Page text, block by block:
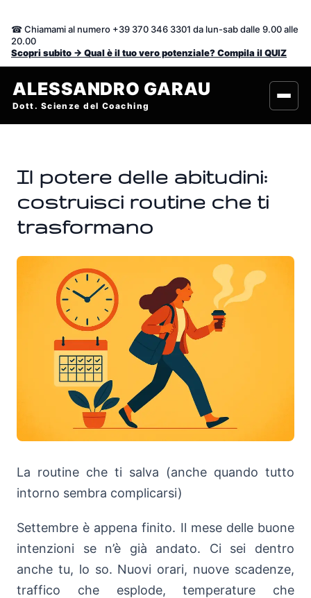
contenuto
☎ Chiamami al numero +39 370 346 3301 da lun-sab dalle 9.00 alle
20.00
Scopri subito -> Qual è il tuo vero potenziale? Compila il QUIZ
ALESSANDRO GARAU
Dott. Scienze del Coaching
Il potere delle abitudini:
costruisci routine che ti
trasformano
La routine che ti salva (anche quando tutto
intorno sembra complicarsi)
Settembre è appena finito. Il mese delle buone
intenzioni se n’è già andato. Ci sei dentro
anche tu, lo so. Nuovi orari, nuove scadenze,
traffico che esplode, temperature che